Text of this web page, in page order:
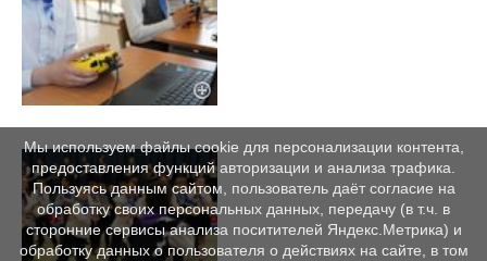
Мы используем файлы cookie для персонализации контента,
предоставления функций авторизации и анализа трафика.
Пользуясь данным сайтом, пользователь даёт согласие на
обработку своих персональных данных, передачу (в т.ч. в
сторонние сервисы анализа поситителей Яндекс.Метрика) и
обработку данных о пользователя о действиях на сайте, в том